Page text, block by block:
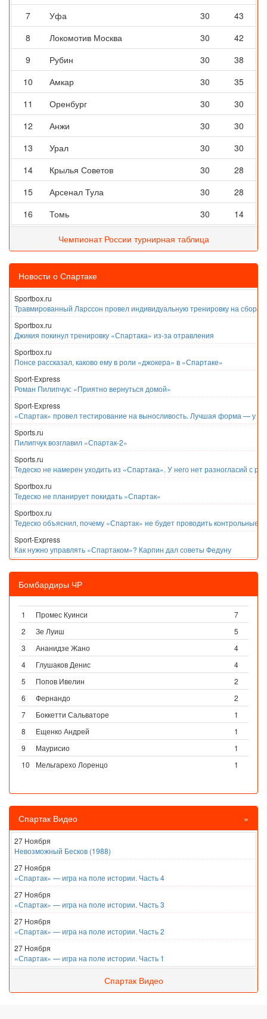
7
Уфа 30
43
8
Локомотив Москва 30
42
9
Рубин 30
38
10
Амкар 30
35
11
Оренбург 30
30
12
Анжи 30
30
13
Урал 30
30
14
Крылья Советов 30
28
15
Арсенал Тула 30
28
16
Томь 30 14
Чемпионат России турнирная таблица
Новости о Спартаке
Sportbox.ru
Травмированный Ларссон провел индивидуальную тренировку на
Sportbox.ru
Джикия покинул тренировку «Спартака» из-за отравления
Sportbox.ru
Понсе рассказал, каково ему в роли «джокера» в «Спартаке»
Sport-Express
Роман Пилипчук: «Приятно вернуться домой»
Sport-Express
«Спартак» провел тестирование на выносливость. Лучшая форма — у
Sports.ru
Пилипчук возглавил «Спартак-2»
Sports.ru
Тедеско не намерен уходить из «Спартака». У него нет разногласий с
Sportbox.ru
Тедеско не планирует покидать «Спартак»
Sportbox.ru
Тедеско объяснил, почему «Спартак» не будет проводить контрольные
Sport-Express
Как нужно управлять «Спартаком»? Карпин дал советы Федуну
Бомбардиры ЧР
1 Промес Куинси
7
2
Зе Луиш
5
3
Ананидзе Жано
4
4
Глушаков Денис
4
5
Попов Ивелин
2
6
Фернандо
2
7
Боккетти Сальваторе
1
8
Ещенко Андрей
1
9
Маурисио
1
10
Мельгарехо Лоренцо 1
Спартак Видео »
27 Ноября
Невозможный Бесков (1988)
27 Ноября
«Спартак» — игра на поле истории. Часть 4
27 Ноября
«Спартак» — игра на поле истории. Часть 3
27 Ноября
«Спартак» — игра на поле истории. Часть 2
27 Ноября
«Спартак» — игра на поле истории. Часть 1
Спартак Видео